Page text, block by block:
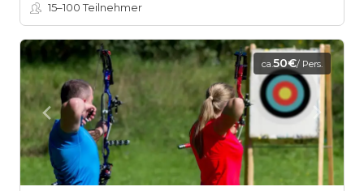
15–100Teilnehmer
ca.50€/ Pers.